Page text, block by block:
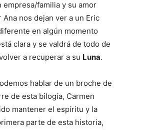
empresa/familia y su amor
nos dejan ver a un Eric
en algún momento
clara y se valdrá de todo de
a recuperar a su Luna.
hablar de un broche de
de esta bilogía, Carmen
mantener el espíritu y la
parte de esta historia,